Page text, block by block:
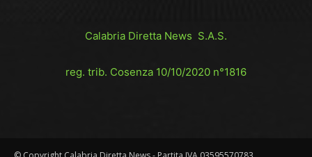
Calabria Diretta News S.A.S.
reg. trib. Cosenza 10/10/2020 n°1816